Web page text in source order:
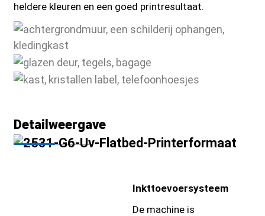
heldere kleuren en een goed printresultaat.
Detailweergave
Inkttoevoersysteem
De machine is